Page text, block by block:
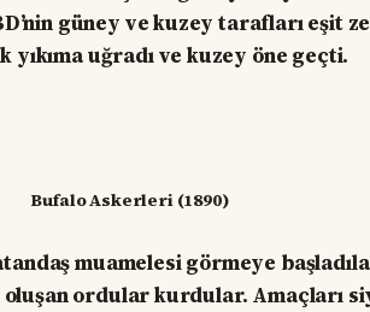
güney ve kuzey tarafları eşit
uğradı ve kuzey öne geçti.
Bufalo Askerleri (1890)
muamelesi görmeye
ordular kurdular. Amaçları